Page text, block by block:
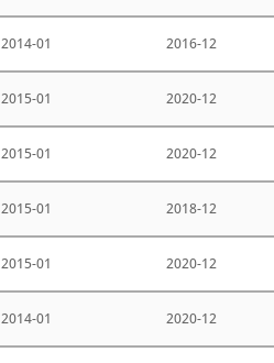
2014-01 2016-12
2015-01 2020-12
2015-01 2020-12
2015-01 2018-12
2015-01 2020-12
2014-01 2020-12